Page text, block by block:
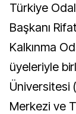
Türkiye Odalar ve Borsalar Birliği (TOBB)
Başkanı
Kalkınma
üyeleriyle
Üniversitesi
Merkezi ve